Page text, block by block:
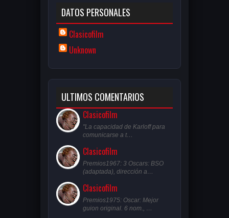
DATOS PERSONALES
Clasicofilm
Unknown
ULTIMOS COMENTARIOS
Clasicofilm
"La capacidad de Karloff para
comunicarse a t…
Clasicofilm
Premios1967: 3 Oscars: BSO
(adaptada), dirección a…
Clasicofilm
Premios1975: Oscar: Mejor
guion original. 6 nom., …